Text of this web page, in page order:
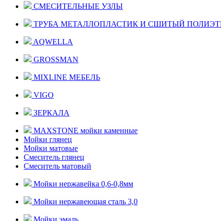
СМЕСИТЕЛЬНЫЕ УЗЛЫ
ТРУБА МЕТАЛЛОПЛАСТИК И СШИТЫЙ
AQWELLA
GROSSMAN
MIXLINE МЕБЕЛЬ
VIGO
ЗЕРКАЛА
MAXSTONE мойки каменные
Мойки глянец
Мойки матовые
Смеситель глянец
Смеситель матовый
Мойки нержавейка 0,6-0,8мм
Мойки нержавеющая сталь 3,0
Мойки эмаль